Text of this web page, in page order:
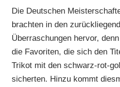
Die Deutschen
brachten in den
Überraschungen hervor,
die Favoriten, die sich den
Trikot mit den schwarz-rot-
sicherten. Hinzu kommt